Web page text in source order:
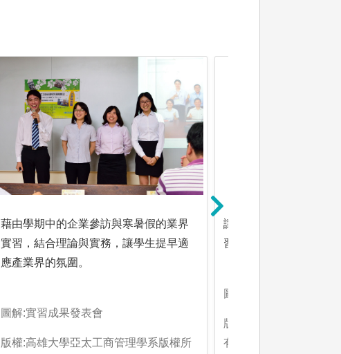
藉由學期中的企業參訪與寒暑假的業界
實習，結合理論與實務，讓學生提早適
應產業界的氛圍。
圖解:實習成果發表會
版權:高雄大學亞太工商管理學系版權所
讓學生出國當交換生或
習，讓學生貼近國際脈
圖解:海外實習
版權:高雄大學亞太工
有